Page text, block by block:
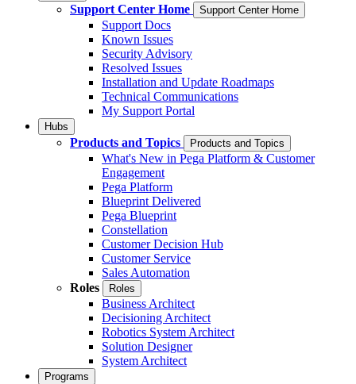
Support Center Home Support Center Home
Support Docs
Known Issues
Security Advisory
Resolved Issues
Installation and Update Roadmaps
Technical Communications
My Support Portal
Hubs
Products and Topics Products and Topics
What's New in Pega Platform & Customer
Engagement
Pega Platform
Blueprint Delivered
Pega Blueprint
Constellation
Customer Decision Hub
Customer Service
Sales Automation
Roles
Roles
Business Architect
Decisioning Architect
Robotics System Architect
Solution Designer
System Architect
Programs